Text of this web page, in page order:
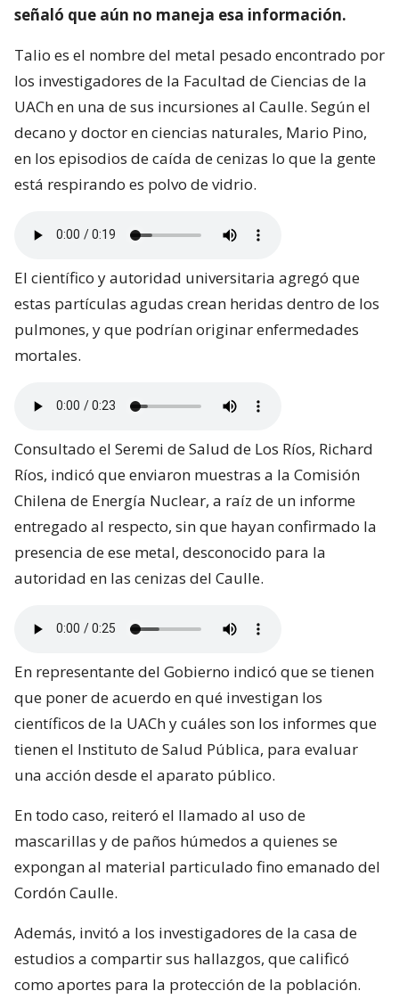
señaló que aún no maneja esa información.
Talio es el nombre del metal pesado encontrado por
los investigadores de la Facultad de Ciencias de la
UACh en una de sus incursiones al Caulle. Según el
decano y doctor en ciencias naturales, Mario Pino,
en los episodios de caída de cenizas lo que la gente
está respirando es polvo de vidrio.
El científico y autoridad universitaria agregó que
estas partículas agudas crean heridas dentro de los
pulmones, y que podrían originar enfermedades
mortales.
Consultado el Seremi de Salud de Los Ríos, Richard
Ríos, indicó que enviaron muestras a la Comisión
Chilena de Energía Nuclear, a raíz de un informe
entregado al respecto, sin que hayan confirmado la
presencia de ese metal, desconocido para la
autoridad en las cenizas del Caulle.
En representante del Gobierno indicó que se tienen
que poner de acuerdo en qué investigan los
científicos de la UACh y cuáles son los informes que
tienen el Instituto de Salud Pública, para evaluar
una acción desde el aparato público.
En todo caso, reiteró el llamado al uso de
mascarillas y de paños húmedos a quienes se
expongan al material particulado fino emanado del
Cordón Caulle.
Además, invitó a los investigadores de la casa de
estudios a compartir sus hallazgos, que calificó
como aportes para la protección de la población.